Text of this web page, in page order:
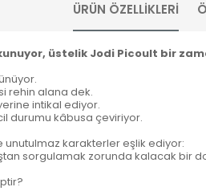
ÜRÜN ÖZELLIKLERI
üstelik Jodi Picoult bir
rehin alana dek.
intikal ediyor.
durumu kâbusa çeviriyor.
unutulmaz karakterler eşlik ediyor:
sorgulamak zorunda kalacak bir